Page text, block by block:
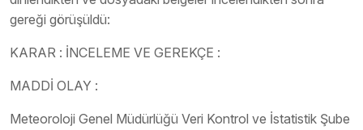
gereği görüşüldü:
KARAR : İNCELEME VE GEREKÇE :
MADDİ OLAY :
Meteoroloji Genel Müdürlüğü Veri Kontrol ve İstatistik Şube